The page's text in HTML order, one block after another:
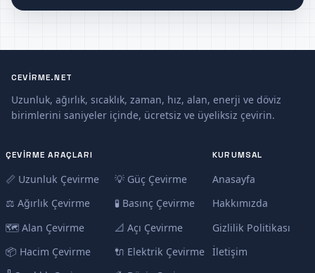
CEVIRME.NET
Uzunluk, ağırlık, sıcaklık, zaman, hız, alan, enerji ve döviz
birimlerini saniyeler içinde, ücretsiz ve üyeliksiz çevirin.
ÇEVIRME ARAÇLARI
📏 Uzunluk Çevirme
⚖️ Ağırlık Çevirme
🗺️ Alan Çevirme
📦 Hacim Çevirme
💡 Güç Çevirme
🧪 Basınç Çevirme
📐 Açı Çevirme
🔌 Elektrik Çevirme
KURUMSAL
Anasayfa
Hakkımızda
Gizlilik Politikası
İletişim